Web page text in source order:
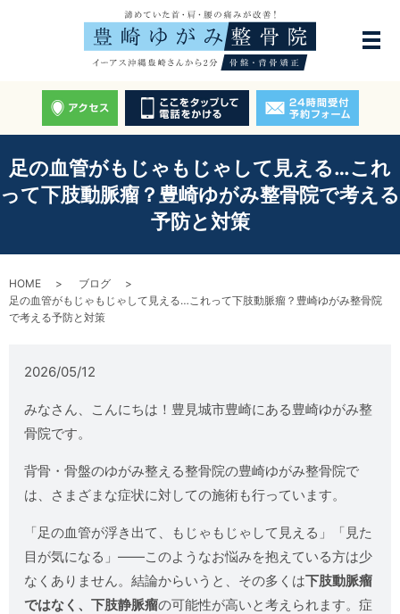
足の血管がもじゃもじゃして見える…これ
って下肢動脈瘤？豊崎ゆがみ整骨院で考える
予防と対策
HOME
ブログ
足の血管がもじゃもじゃして見える…これって下肢動脈瘤？豊崎ゆがみ整骨院
で考える予防と対策
2026/05/12
みなさん、こんにちは！豊見城市豊崎にある豊崎ゆがみ整
骨院です。
背骨・骨盤のゆがみ整える整骨院の豊崎ゆがみ整骨院で
は、さまざまな症状に対しての施術も行っています。
「足の血管が浮き出て、もじゃもじゃして見える」「見た
目が気になる」――このようなお悩みを抱えている方は少
なくありません。結論からいうと、その多くは下肢動脈瘤
ではなく、下肢静脈瘤の可能性が高いと考えられます。症